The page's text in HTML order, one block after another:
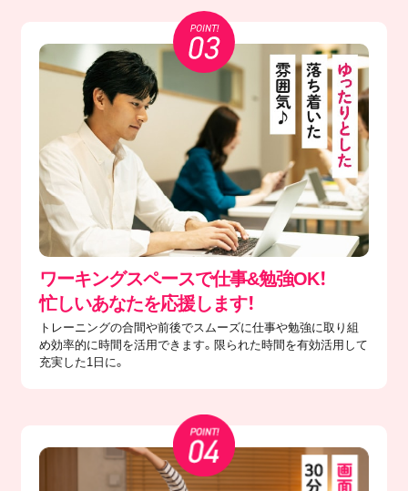
ワーキングスペースで仕事&勉強OK！
忙しいあなたを応援します！
トレーニングの合間や前後でスムーズに仕事や勉強に取り組
め効率的に時間を活用できます。限られた時間を有効活用して
充実した1日に。